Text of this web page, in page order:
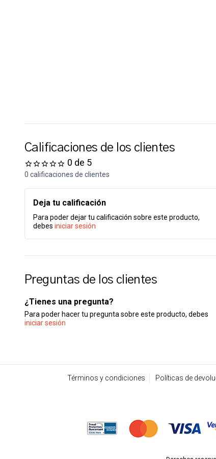
Calificaciones de los clientes
0 de 5
0 calificaciones de clientes
Deja tu calificación
Para poder dejar tu calificación sobre este producto,
debes iniciar sesión
Preguntas de los clientes
¿Tienes una pregunta?
Para poder hacer tu pregunta sobre este producto, debes
iniciar sesión
Términos y condiciones Políticas de